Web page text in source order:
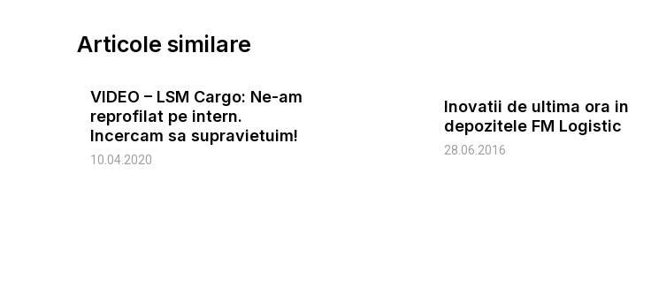
Articole similare
VIDEO – LSM Cargo: Ne-am
reprofilat pe intern.
Incercam sa supravietuim!
10.04.2020
Inovatii de ultima ora in
depozitele FM Logistic
28.06.2016